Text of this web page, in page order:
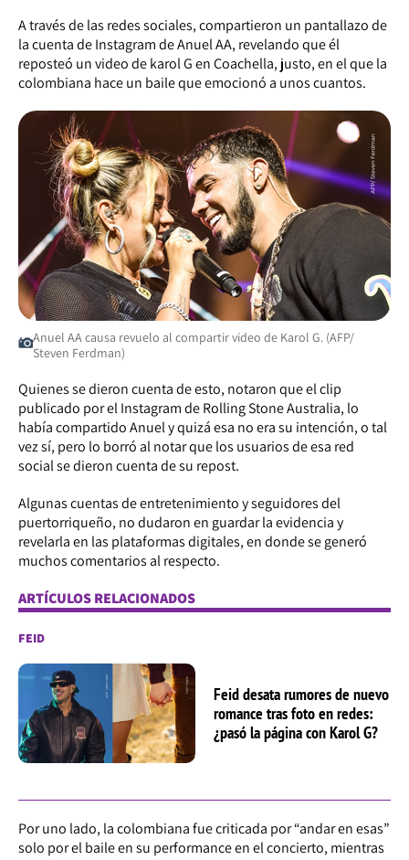
A través de las redes sociales, compartieron un pantallazo de
la cuenta de Instagram de Anuel AA, revelando que él
reposteó un video de karol G en Coachella, justo, en el que la
colombiana hace un baile que emocionó a unos cuantos.
Anuel AA causa revuelo al compartir video de Karol G. (AFP/
Steven Ferdman)
Quienes se dieron cuenta de esto, notaron que el clip
publicado por el Instagram de Rolling Stone Australia, lo
había compartido Anuel y quizá esa no era su intención, o tal
vez sí, pero lo borró al notar que los usuarios de esa red
social se dieron cuenta de su repost.
Algunas cuentas de entretenimiento y seguidores del
puertorriqueño, no dudaron en guardar la evidencia y
revelarla en las plataformas digitales, en donde se generó
muchos comentarios al respecto.
ARTÍCULOS RELACIONADOS
FEID
Feid desata rumores de nuevo
romance tras foto en redes:
¿pasó la página con Karol G?
Por uno lado, la colombiana fue criticada por “andar en esas”
solo por el baile en su performance en el concierto, mientras